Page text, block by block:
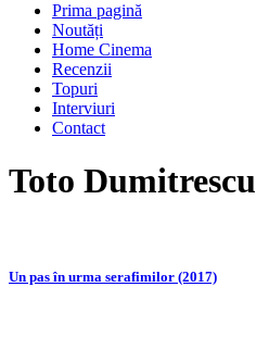
Prima pagină
Noutăți
Home Cinema
Recenzii
Topuri
Interviuri
Contact
Toto Dumitrescu
Un pas în urma serafimilor (2017)